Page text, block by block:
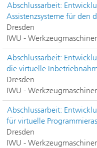
Abschlussarbeit:
Assistenzsysteme für den
Dresden
IWU -
Abschlussarbeit:
die virtuelle
Dresden
IWU -
Abschlussarbeit:
für virtuelle
Dresden
IWU -